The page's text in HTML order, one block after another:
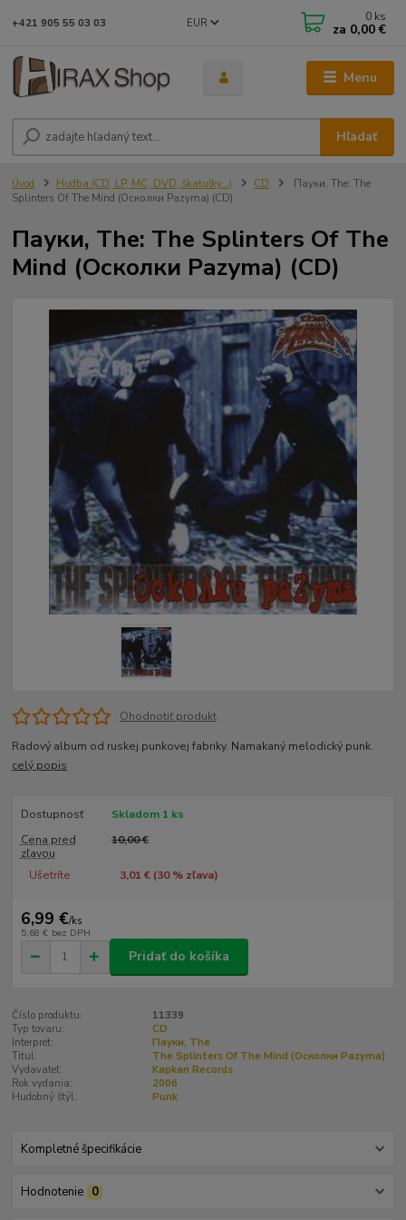
Menu
EUR
Hľadať
+421 905 55 03 03 0 ks
za 0,00 €
Úvod Hudba (CD, LP, MC, DVD, škatuľky...) CD
Пауки, The: The
Splinters Of The Mind (Осколки Раzуmа) (CD)
Пауки, The: The Splinters Of The
Mind (Осколки Раzуmа) (CD)
Ohodnotiť produkt
Radový album od ruskej punkovej fabriky. Namakaný melodický punk.
celý popis
Dostupnosť
Skladom 1 ks
Cena pred
zľavou
10,00 €
Ušetríte 3,01 € (30% zľava)
6,99 €/ks
5,68 € bez DPH
Pridať do košíka
Číslo produktu:
11339
Typ tovaru:
CD
Interprét:
Пауки, The
Titul:
The Splinters Of The Mind (Осколки Раzуmа)
Vydavateľ:
Kapkan Records
Rok vydania:
2006
Hudobný štýl:
Punk
Kompletné špecifikácie
Hodnotenie 0